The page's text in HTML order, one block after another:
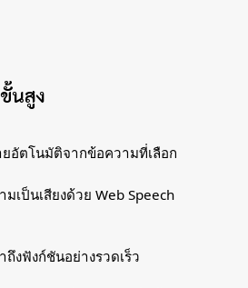
นสูง
อัตโนมัติจากข้อความที่เลือก
เป็นเสียงด้วย Web Speech
งฟังก์ชันอย่างรวดเร็ว